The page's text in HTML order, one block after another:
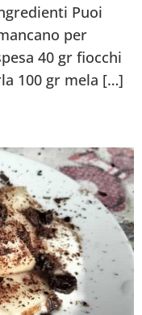
Puoi
per
40 gr fiocchi
100 gr mela […]